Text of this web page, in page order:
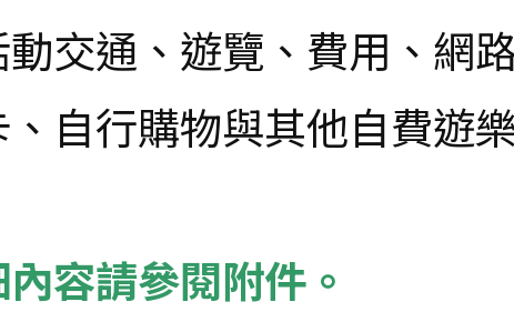
動交通、遊覽、費用、網
自行購物與其他自費遊
容請參閱附件。